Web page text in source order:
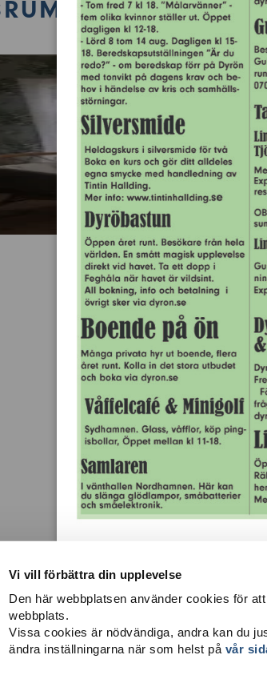
Vi vill förbättra din upplevelse
Den här webbplatsen använder cookies för
webbplats.
Vissa cookies är nödvändiga, andra kan du
ändra inställningarna när som helst på vår
Västtrafik
Gunnars Båtturer